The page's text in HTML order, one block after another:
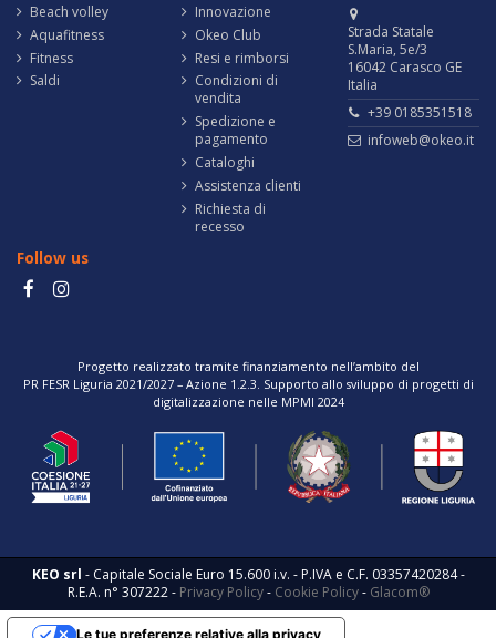
Beach volley
Aquafitness
Fitness
Saldi
Innovazione
Okeo Club
Resi e rimborsi
Condizioni di
vendita
Spedizione e
pagamento
Cataloghi
Assistenza clienti
Richiesta di
recesso
Strada Statale
S.Maria, 5e/3
16042 Carasco GE
Italia
+39 0185351518
infoweb@okeo.it
Follow us
Progetto realizzato tramite finanziamento nell’ambito del
PR FESR Liguria 2021/2027 – Azione 1.2.3. Supporto allo sviluppo di progetti di
digitalizzazione nelle MPMI 2024
KEO srl - Capitale Sociale Euro 15.600 i.v. - P.IVA e C.F. 03357420284 -
R.E.A. n° 307222 - Privacy Policy- Cookie Policy- Glacom®
Le tue preferenze relative alla privacy